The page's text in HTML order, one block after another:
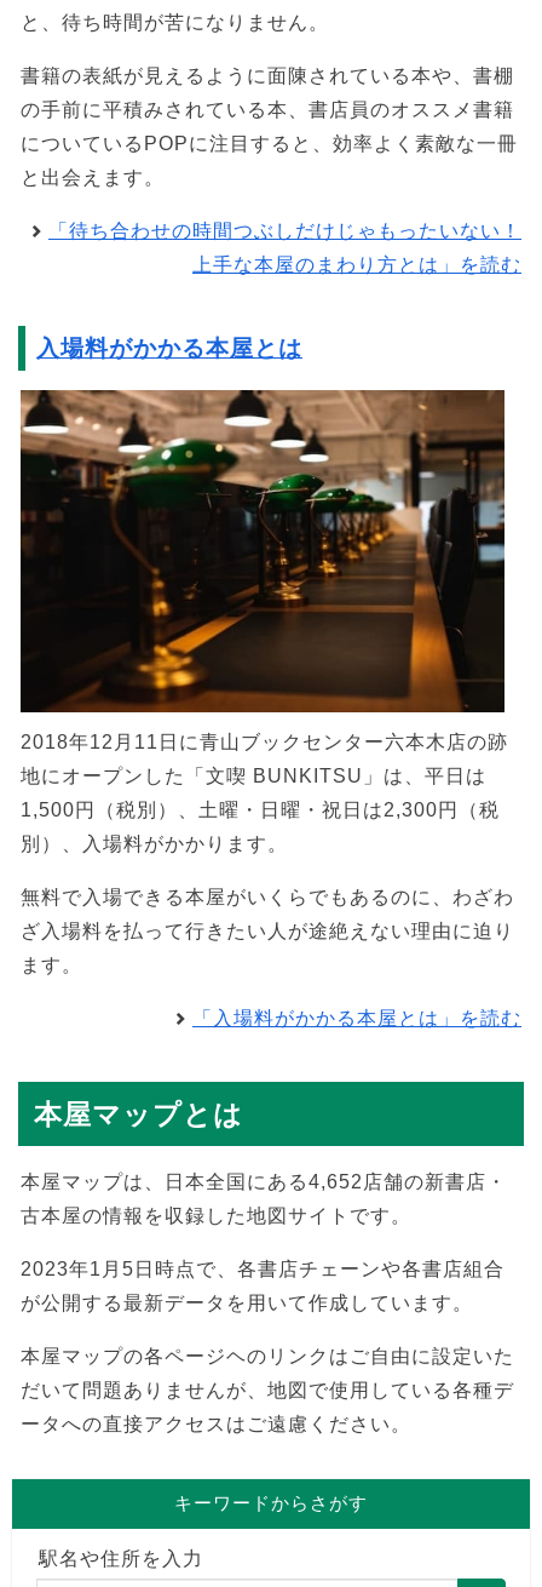
と、待ち時間が苦になりません。
書籍の表紙が見えるように面陳されている本や、書棚
の手前に平積みされている本、書店員のオススメ書籍
についているPOPに注目すると、効率よく素敵な一冊
と出会えます。
「待ち合わせの時間つぶしだけじゃもったいない！
上手な本屋のまわり方とは」を読む
入場料がかかる本屋とは
2018年12月11日に青山ブックセンター六本木店の跡
地にオープンした「文喫 BUNKITSU」は、平日は
1,500円（税別）、土曜・日曜・祝日は2,300円（税
別）、入場料がかかります。
無料で入場できる本屋がいくらでもあるのに、わざわ
ざ入場料を払って行きたい人が途絶えない理由に迫り
ます。
「入場料がかかる本屋とは」を読む
本屋マップとは
本屋マップは、日本全国にある4,652店舗の新書店・
古本屋の情報を収録した地図サイトです。
2023年1月5日時点で、各書店チェーンや各書店組合
が公開する最新データを用いて作成しています。
本屋マップの各ページヘのリンクはご自由に設定いた
だいて問題ありませんが、地図で使用している各種デ
ータへの直接アクセスはご遠慮ください。
キーワードからさがす
駅名や住所を入力